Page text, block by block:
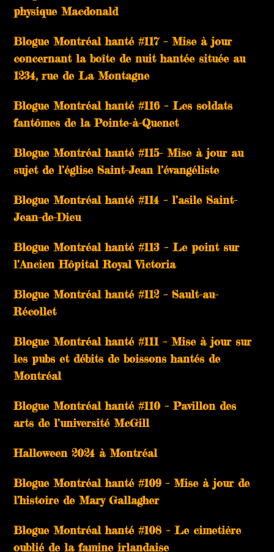
physique Macdonald
Blogue Montréal hanté #117 – Mise à jour
concernant la boîte de nuit hantée située au
1234, rue de La Montagne
Blogue Montréal hanté #116 – Les soldats
fantômes de la Pointe-à-Quenet
Blogue Montréal hanté #115- Mise à jour au
sujet de l’église Saint-Jean l’évangéliste
Blogue Montréal hanté #114 – l’asile Saint-
Jean-de-Dieu
Blogue Montréal hanté #113 – Le point sur
l’Ancien Hôpital Royal Victoria
Blogue Montréal hanté #112 – Sault-au-
Récollet
Blogue Montréal hanté #111 – Mise à jour sur
les pubs et débits de boissons hantés de
Montréal
Blogue Montréal hanté #110 – Pavillon des
arts de l’université McGill
Halloween 2024 à Montréal
Blogue Montréal hanté #109 – Mise à jour de
l’histoire de Mary Gallagher
Blogue Montréal hanté #108 – Le cimetière
oublié de la famine irlandaise